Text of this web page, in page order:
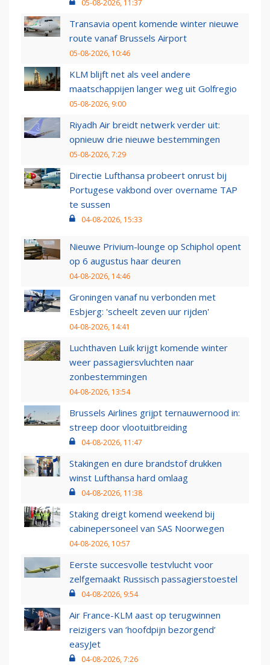
05-08-2026, 11:37
Transavia opent komende winter nieuwe
route vanaf Brussels Airport
05-08-2026, 10:46
KLM blijft net als veel andere
maatschappijen langer weg uit Golfregio
05-08-2026, 9:00
Riyadh Air breidt netwerk verder uit:
opnieuw drie nieuwe bestemmingen
05-08-2026, 7:29
Directie Lufthansa probeert onrust bij
Portugese vakbond over overname TAP
te sussen
04-08-2026, 15:33
Nieuwe Privium-lounge op Schiphol opent
op 6 augustus haar deuren
04-08-2026, 14:46
Groningen vanaf nu verbonden met
Esbjerg: 'scheelt zeven uur rijden'
04-08-2026, 14:41
Luchthaven Luik krijgt komende winter
weer passagiersvluchten naar
zonbestemmingen
04-08-2026, 13:54
Brussels Airlines grijpt ternauwernood in:
streep door vlootuitbreiding
04-08-2026, 11:47
Stakingen en dure brandstof drukken
winst Lufthansa hard omlaag
04-08-2026, 11:38
Staking dreigt komend weekend bij
cabinepersoneel van SAS Noorwegen
04-08-2026, 10:57
Eerste succesvolle testvlucht voor
zelfgemaakt Russisch passagierstoestel
04-08-2026, 9:54
Air France-KLM aast op terugwinnen
reizigers van ‘hoofdpijn bezorgend’
easyJet
04-08-2026, 7:26